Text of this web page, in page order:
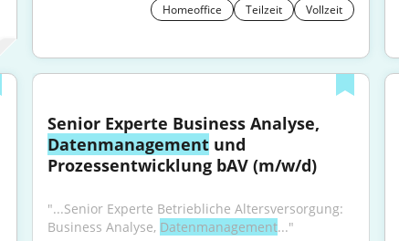
Homeoffice Teilzeit Vollzeit
Datenmanagement und
Prozessentwicklung bAV (m/w/d)
"...Senior Experte Betriebliche Altersversorgung:
Business Analyse, Datenmanagement..."